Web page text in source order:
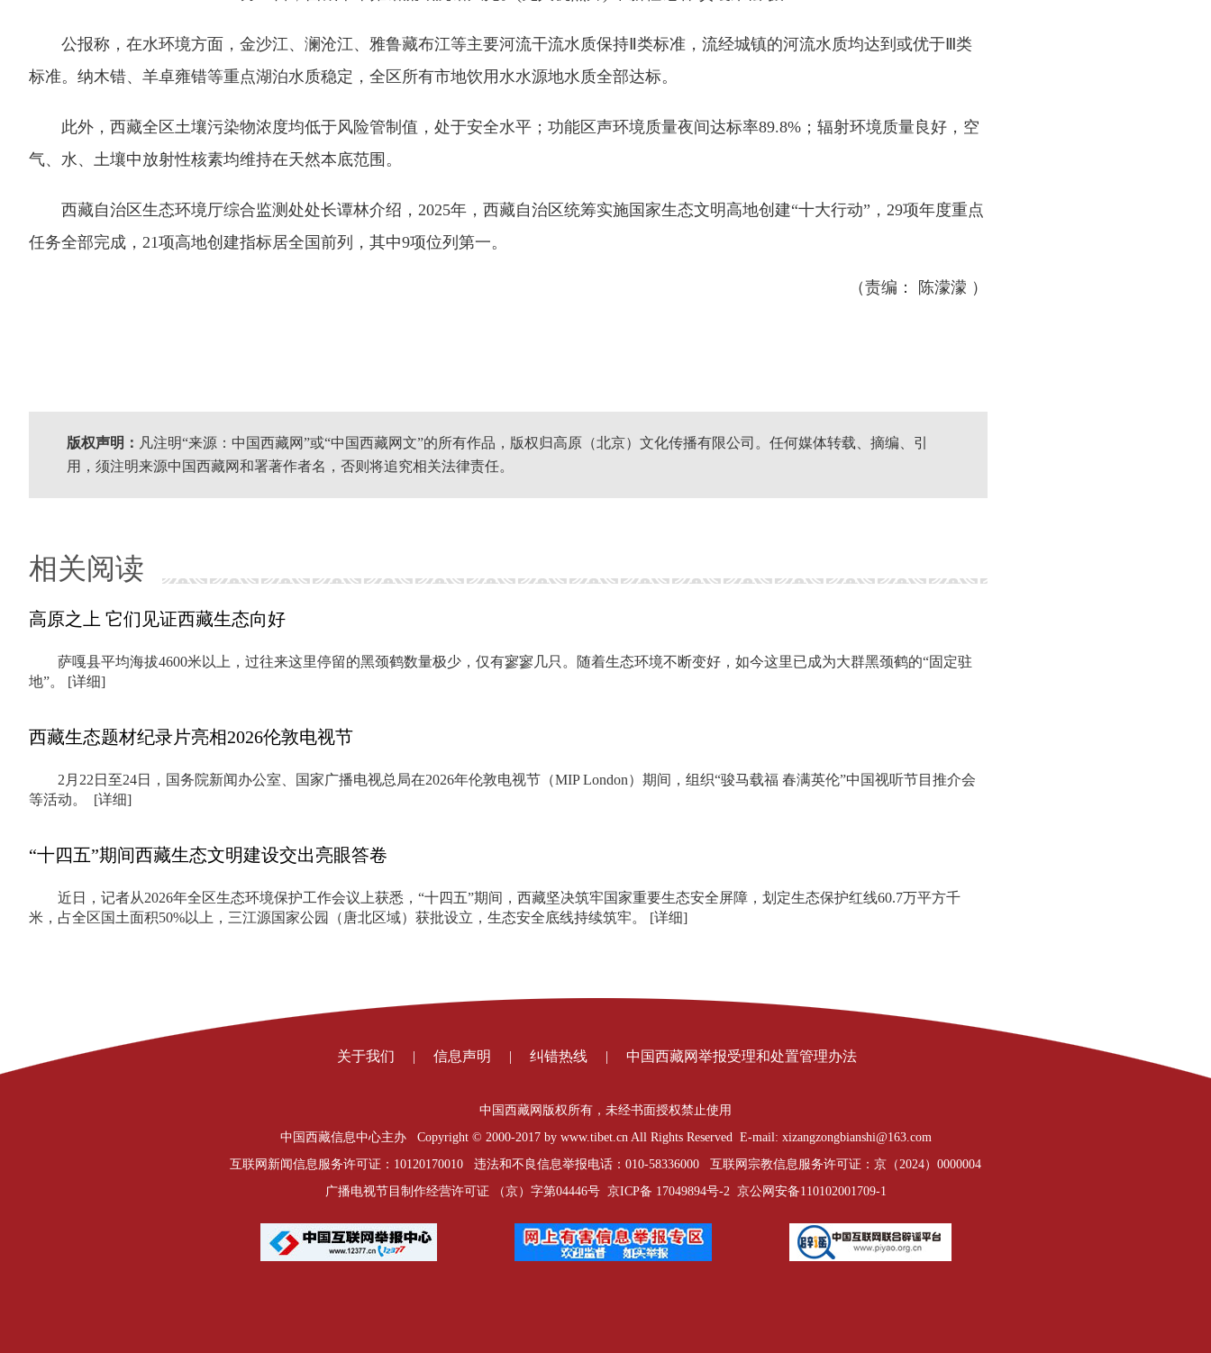
公报称，在水环境方面，金沙江、澜沧江、雅鲁藏布江等主要河流干流水质保持Ⅱ类标准，流经城镇的河流水质均达到或优于Ⅲ类
标准。纳木错、羊卓雍错等重点湖泊水质稳定，全区所有市地饮用水水源地水质全部达标。
此外，西藏全区土壤污染物浓度均低于风险管制值，处于安全水平；功能区声环境质量夜间达标率89.8%；辐射环境质量良好，空
气、水、土壤中放射性核素均维持在天然本底范围。
西藏自治区生态环境厅综合监测处处长谭林介绍，2025年，西藏自治区统筹实施国家生态文明高地创建“十大行动”，29项年度重点
任务全部完成，21项高地创建指标居全国前列，其中9项位列第一。
（责编： 陈濛濛 ）
版权声明： 凡注明“来源：中国西藏网”或“中国西藏网文”的所有作品，版权归高原（北京）文化传播有限公司。任何媒体转载、摘编、引
用，须注明来源中国西藏网和署著作者名，否则将追究相关法律责任。
相关阅读
高原之上 它们见证西藏生态向好
萨嘎县平均海拔4600米以上，过往来这里停留的黑颈鹤数量极少，仅有寥寥几只。随着生态环境不断变好，如今这里已成为大群黑颈鹤的“固定驻
地”。 [详细]
西藏生态题材纪录片亮相2026伦敦电视节
2月22日至24日，国务院新闻办公室、国家广播电视总局在2026年伦敦电视节（MIP London）期间，组织“骏马载福 春满英伦”中国视听节目推介会
等活动。 [详细]
“十四五”期间西藏生态文明建设交出亮眼答卷
近日，记者从2026年全区生态环境保护工作会议上获悉，“十四五”期间，西藏坚决筑牢国家重要生态安全屏障，划定生态保护红线60.7万平方千
米，占全区国土面积50%以上，三江源国家公园（唐北区域）获批设立，生态安全底线持续筑牢。 [详细]
关于我们 | 信息声明 | 纠错热线 | 中国西藏网举报受理和处置管理办法
中国西藏网版权所有，未经书面授权禁止使用
中国西藏信息中心主办 Copyright © 2000-2017 by www.tibet.cn All Rights Reserved E-mail: xizangzongbianshi@163.com
互联网新闻信息服务许可证：10120170010 违法和不良信息举报电话：010-58336000 互联网宗教信息服务许可证：京（2024）0000004
广播电视节目制作经营许可证 （京）字第04446号 京ICP备 17049894号-2京公网安备110102001709-1